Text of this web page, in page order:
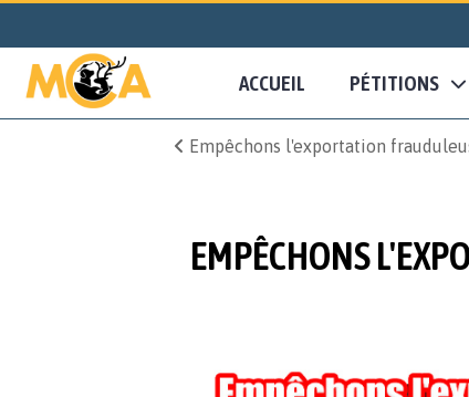
ACCUEIL PÉTITIONS
Empêchons l'exportation
EMPÊCHONS